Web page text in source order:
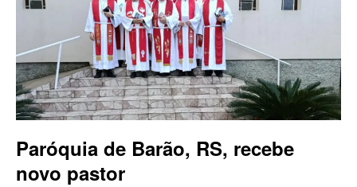
Paróquia de Barão, RS, recebe
novo pastor